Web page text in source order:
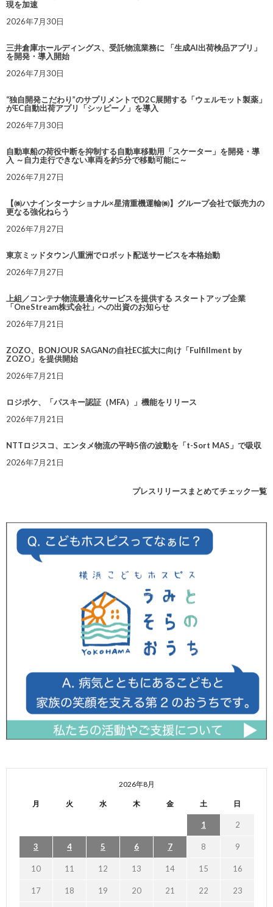
現を加速
2026年7月30日
三井倉庫ホールディングス、受託物流業務に 「生成AI出荷検品アプリ」
を開発・導入開始
2026年7月30日
“独自開発こだわり”のサプリメントでD2C展開する「ウェルモット製薬」
がEC自動出荷アプリ「シッピーノ」を導入
2026年7月30日
自動車船の荷役中断を抑制する自動車移動用「スケーター」を開発・導
入 ～自力走行できない車両を約5分で移動可能に～
2026年7月27日
【㈱ハナインターナショナル×星清重機運輸㈱】グループ会社で販売力の
更なる強化ねらう
2026年7月27日
東京ミッドタウン八重洲でロボット配送サービスを本格始動
2026年7月27日
上組／コンテナ物流最適化サービスを提供する スタートアップ企業
「OneStream株式会社」への出資のお知らせ
2026年7月21日
ZOZO、BONJOUR SAGANの自社EC拡大に向け「Fulfillment by
ZOZO」を提供開始
2026年7月21日
ロジポケ、「パスキー認証（MFA）」機能をリリース
2026年7月21日
NTTロジスコ、エンタメ物流の平時5倍の波動を「t-Sort MAS」で吸収
2026年7月21日
プレスリリースまとめてチェック一覧
2026年8月
月 火 水 木 金 土 日
1 2
3 4 5 6 7 8 9
10 11 12 13 14 15 16
17 18 19 20 21 22 23